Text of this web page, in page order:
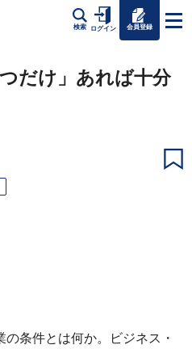
検索 ログイン 会員登録
だけ」あれば十分
条件とは何か。ビジネス・